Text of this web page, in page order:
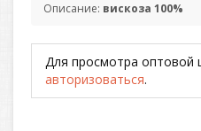
Описание: вискоза 100%
Для просмотра
авторизоваться.